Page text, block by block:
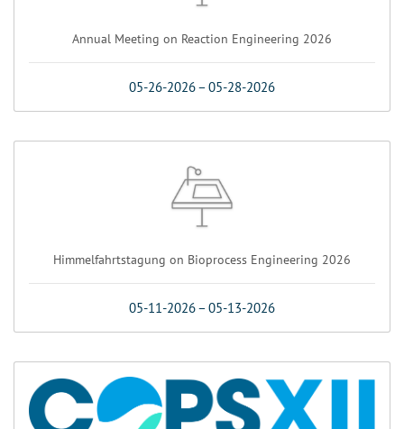
Annual Meeting on Reaction Engineering 2026
05-26-2026–05-28-2026
Himmelfahrtstagung on Bioprocess Engineering 2026
05-11-2026–05-13-2026